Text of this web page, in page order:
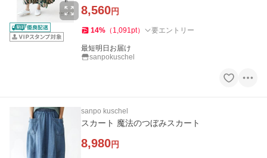
8,560円
14% （ 1,091pt） 要エントリー
最短明日お届け
sanpokuschel
sanpo kuschel
スカート 魔法のつぼみスカート
8,980円